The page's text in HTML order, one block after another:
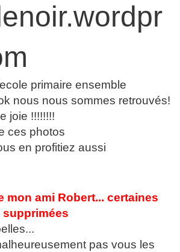
primaire ensemble
nous nous sommes retrouvés!
joie !!!!!!!!
ces photos
en profitiez aussi
mon ami Robert... certaines
pas vous les